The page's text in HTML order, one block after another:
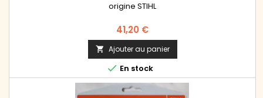
origine STIHL
Prix
41,20 €
 Ajouter au panier
 En stock